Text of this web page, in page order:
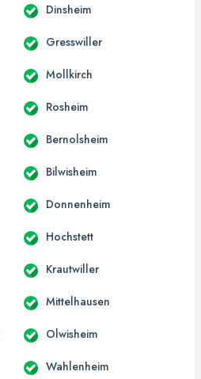
Dinsheim
Gresswiller
Mollkirch
Rosheim
Bernolsheim
Bilwisheim
Donnenheim
Hochstett
Krautwiller
Mittelhausen
Olwisheim
Wahlenheim